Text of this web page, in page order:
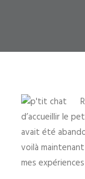
d’accueillir le
avait été
voilà
mes